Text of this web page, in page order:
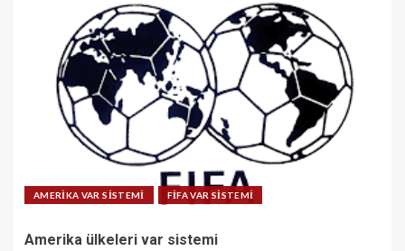
AMERİKA VAR SİSTEMİ FİFA VAR SİSTEMİ
Amerika ülkeleri var sistemi